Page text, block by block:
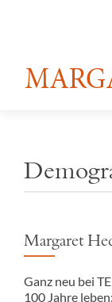
Margaret
Ganz neu bei
100 Jahre